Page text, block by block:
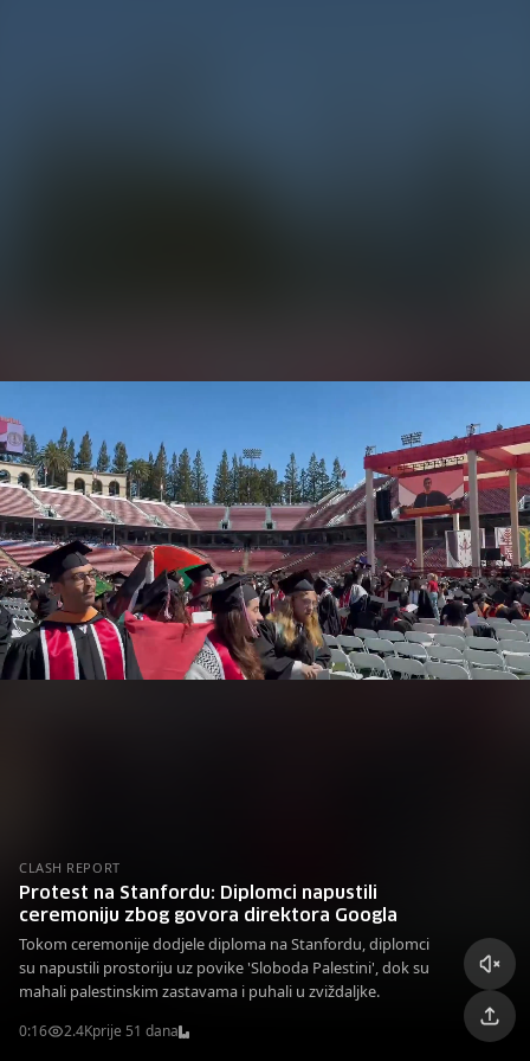
CLASH REPORT
Protest na Stanfordu: Diplomci napustili
ceremoniju zbog govora direktora Googla
Tokom ceremonije dodjele diploma na Stanfordu, diplomci
su napustili prostoriju uz povike 'Sloboda Palestini', dok su
mahali palestinskim zastavama i puhali u zviždaljke.
0:16 2.4Kprije 51 dana